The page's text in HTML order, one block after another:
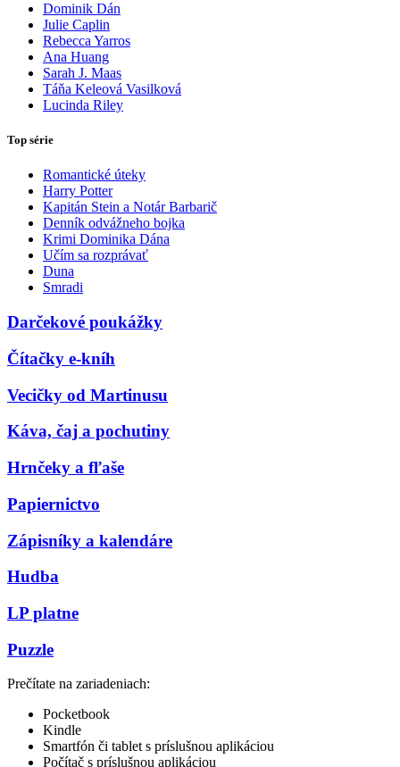
Dominik Dán
Julie Caplin
Rebecca Yarros
Ana Huang
Sarah J. Maas
Táňa Keleová Vasilková
Lucinda Riley
Top série
Romantické úteky
Harry Potter
Kapitán Stein a Notár Barbarič
Denník odvážneho bojka
Krimi Dominika Dána
Učím sa rozprávať
Duna
Smradi
Darčekové poukážky
Čítačky e-kníh
Vecičky od Martinusu
Káva, čaj a pochutiny
Hrnčeky a fľaše
Papiernictvo
Zápisníky a kalendáre
Hudba
LP platne
Puzzle
Prečítate na zariadeniach:
Pocketbook
Kindle
Smartfón či tablet s príslušnou aplikáciou
Počítač s príslušnou aplikáciou